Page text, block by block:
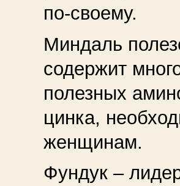
по-своему.
Миндаль
содержит
полезных
цинка,
женщинам.
Фундук –